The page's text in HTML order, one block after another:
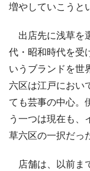
増やしていこうと
出店先に浅草を
代・昭和時代を受
いうブランドを世
六区は江戸におい
ても芸事の中心。
う一つは現在も、
草六区の一択だっ
店舗は、以前ま